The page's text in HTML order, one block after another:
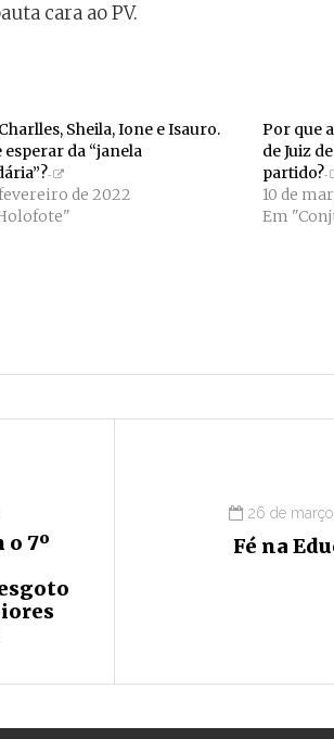
cara ao PV.
Sheila, Ione e Isauro.
esperar da “janela
fevereiro de 2022
Por que
de Juiz
partido?
10 de
Em
o 7º
26 de
Fé na